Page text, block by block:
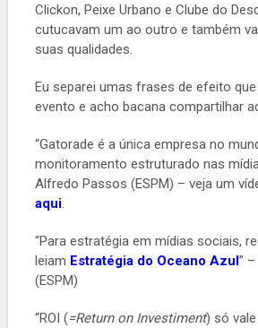
Clickon, Peixe Urbano e Clube do
cutucavam um ao outro e também
suas qualidades.
Eu separei umas frases de efeito
evento e acho bacana compartilhar
“Gatorade é a única empresa no
monitoramento estruturado nas
Alfredo Passos (ESPM) – veja um
aqui.
“Para estratégia em mídias sociais,
leiam Estratégia do Oceano Azul”
(ESPM)
“ROI (=Return on Investiment) só